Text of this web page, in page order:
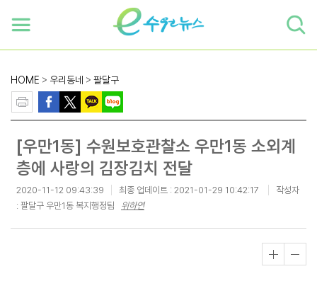
HOME > 우리동네 > 팔달구
[우만1동] 수원보호관찰소 우만1동 소외계
층에 사랑의 김장김치 전달
2020-11-12 09:43:39 최종 업데이트 : 2021-01-29 10:42:17
작성자
: 팔달구 우만1동 복지행정팀 위하연